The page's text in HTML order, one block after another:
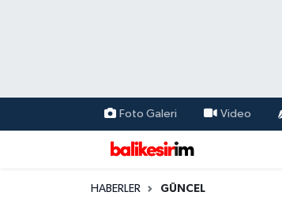
Foto Galeri Video
HABERLER GÜNCEL